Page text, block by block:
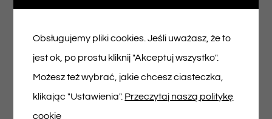
150,00zł
Dodaj do koszyka Szczegóły
Obsługujemy pliki cookies. Jeśli uważasz, że to
jest ok, po prostu kliknij "Akceptuj wszystko".
Możesz też wybrać, jakie chcesz ciasteczka,
klikając "Ustawienia". Przeczytaj naszą politykę
cookie